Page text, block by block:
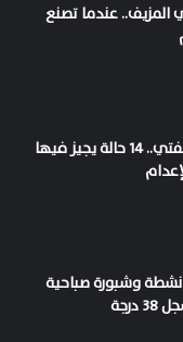
المزيف.. عندما تصنع
بعد إحالة سارة خليفة للمفتي.. 14 حالة يجيز فيها
نشطة وشبورة صباحية